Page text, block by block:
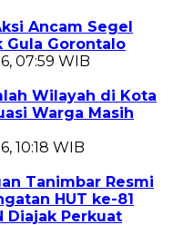
Ancam Segel
Gula Gorontalo
07:59 WIB
Wilayah di Kota
Warga Masih
10:18 WIB
Tanimbar Resmi
HUT ke-81
Diajak Perkuat